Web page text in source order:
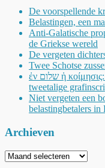
De voorspellende
Belastingen, een
Anti-Galatische
de Griekse wereld
De vergeten
Twee Schotse
ἐν שלום ἡ κοίμησις: identiteitsbeleving op basis van Griekse
tweetalige
Niet vergeten een
belastingbetalers
Archieven
Archieven